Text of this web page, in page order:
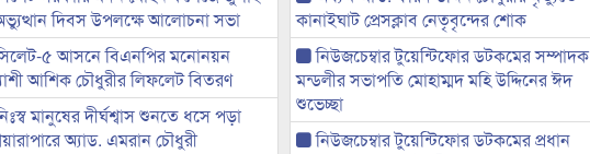
দিবস উপলক্ষে আলোচনা সভা
৫ আসনে বিএনপির মনোনয়ন
আশিক চৌধুরীর লিফলেট বিতরণ
মানুষের দীর্ঘশ্বাস শুনতে ধসে পড়া
অ্যাড. এমরান চৌধুরী
কানাইঘাট প্রেসক্লাব নেতৃবৃন্দের শোক
নিউজচেম্বার টুয়েন্টিফোর ডটকমের সম্পাদক
মন্ডলীর সভাপতি মোহাম্মদ মহি উদ্দিনের ঈদ
শুভেচ্ছা
নিউজচেম্বার টুয়েন্টিফোর ডটকমের প্রধান